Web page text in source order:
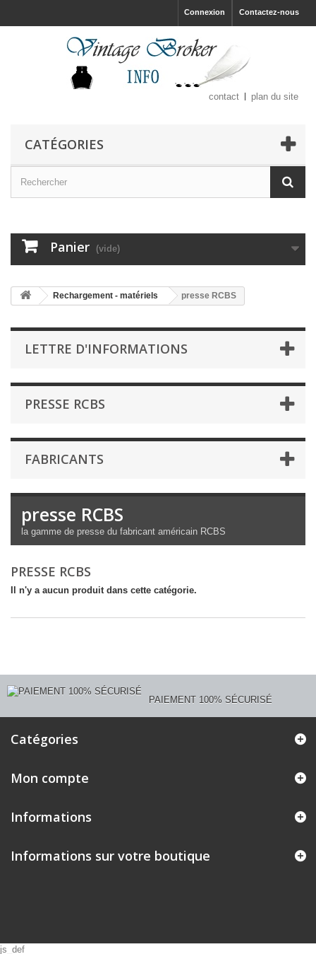
Contactez-nous
Connexion
contact plan du site
CATÉGORIES
Panier (vide)
Rechargement - matériels presse RCBS
LETTRE D'INFORMATIONS
PRESSE RCBS
FABRICANTS
presse RCBS
la gamme de presse du fabricant américain RCBS
PRESSE RCBS
Il n'y a aucun produit dans cette catégorie.
PAIEMENT 100% SÉCURISÉ
Catégories
Mon compte
Informations
Informations sur votre boutique
js_def